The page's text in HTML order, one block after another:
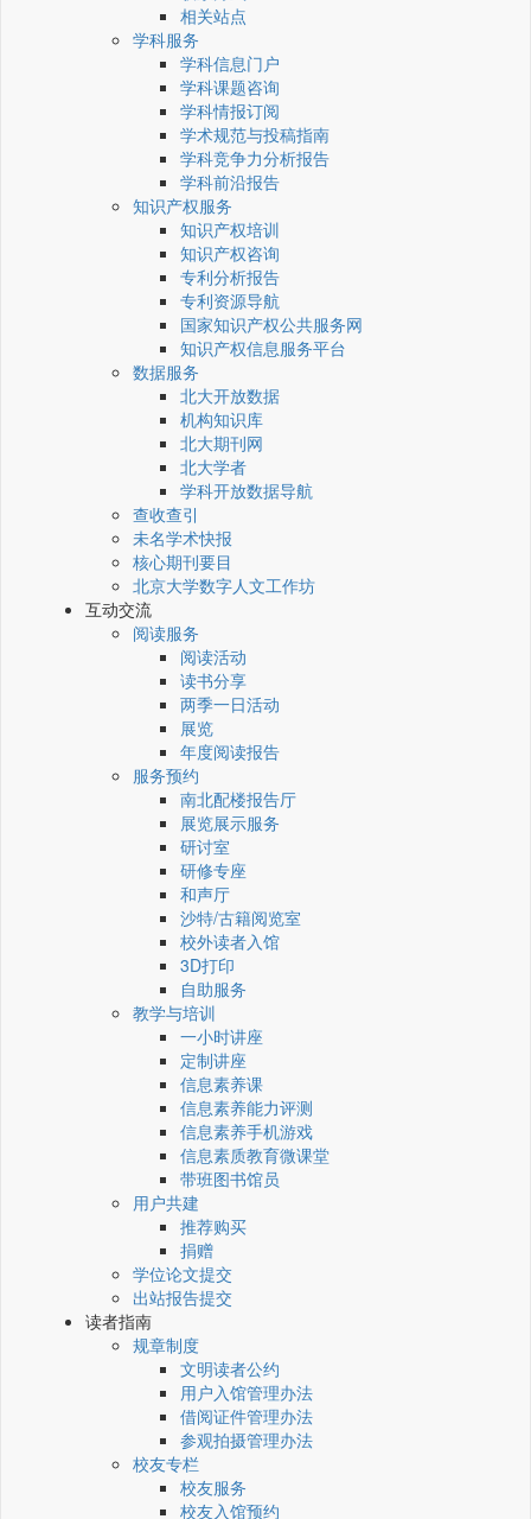
相关站点
学科服务
学科信息门户
学科课题咨询
学科情报订阅
学术规范与投稿指南
学科竞争力分析报告
学科前沿报告
知识产权服务
知识产权培训
知识产权咨询
专利分析报告
专利资源导航
国家知识产权公共服务网
知识产权信息服务平台
数据服务
北大开放数据
机构知识库
北大期刊网
北大学者
学科开放数据导航
查收查引
未名学术快报
核心期刊要目
北京大学数字人文工作坊
互动交流
阅读服务
阅读活动
读书分享
两季一日活动
展览
年度阅读报告
服务预约
南北配楼报告厅
展览展示服务
研讨室
研修专座
和声厅
沙特/古籍阅览室
校外读者入馆
3D打印
自助服务
教学与培训
一小时讲座
定制讲座
信息素养课
信息素养能力评测
信息素养手机游戏
信息素质教育微课堂
带班图书馆员
用户共建
推荐购买
捐赠
学位论文提交
出站报告提交
读者指南
规章制度
文明读者公约
用户入馆管理办法
借阅证件管理办法
参观拍摄管理办法
校友专栏
校友服务
校友入馆预约